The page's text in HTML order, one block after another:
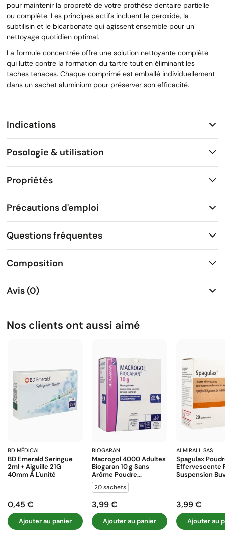
pour maintenir la propreté de votre prothèse dentaire partielle
ou complète. Les principes actifs incluent le peroxide, la
subtilisin et le bicarbonate qui agissent ensemble pour un
nettoyage quotidien optimal.
La formule concentrée offre une solution nettoyante complète
qui lutte contre la formation du tartre tout en éliminant les
taches tenaces. Chaque comprimé est emballé individuellement
dans un sachet aluminium pour préserver son efficacité.
Indications
Posologie & utilisation
Propriétés
Précautions d'emploi
Questions fréquentes
Composition
Avis (0)
Nos clients ont aussi aimé
BD MÉDICAL
BD Emerald Seringue
2ml + Aiguille 21G
40mm À L'unité
Prix
0,45 €
Ajouter au panier
BIOGARAN
Macrogol 4000 Adultes
Biogaran 10 G Sans
Arôme Poudre...
20 sachets
Prix
3,99 €
Ajouter au panier
ALMIRALL SAS
Spagulax
Effervescente
Suspension
Prix
3,99 €
Ajouter au